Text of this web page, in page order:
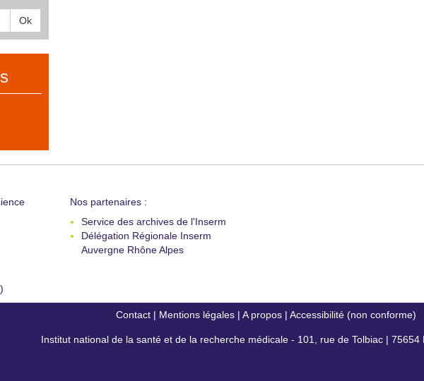
Ok
Nos partenaires :
Service des archives de l'Inserm
Délégation Régionale Inserm
Auvergne Rhône Alpes
Contact| Mentions légales| A propos| Accessibilité (non conforme)
Institut national de la santé et de la recherche médicale - 101, rue de Tolbiac | 75654